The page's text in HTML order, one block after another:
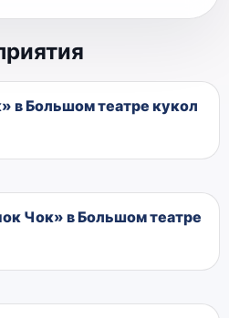
в Большом театре кукол
Чок» в Большом театре